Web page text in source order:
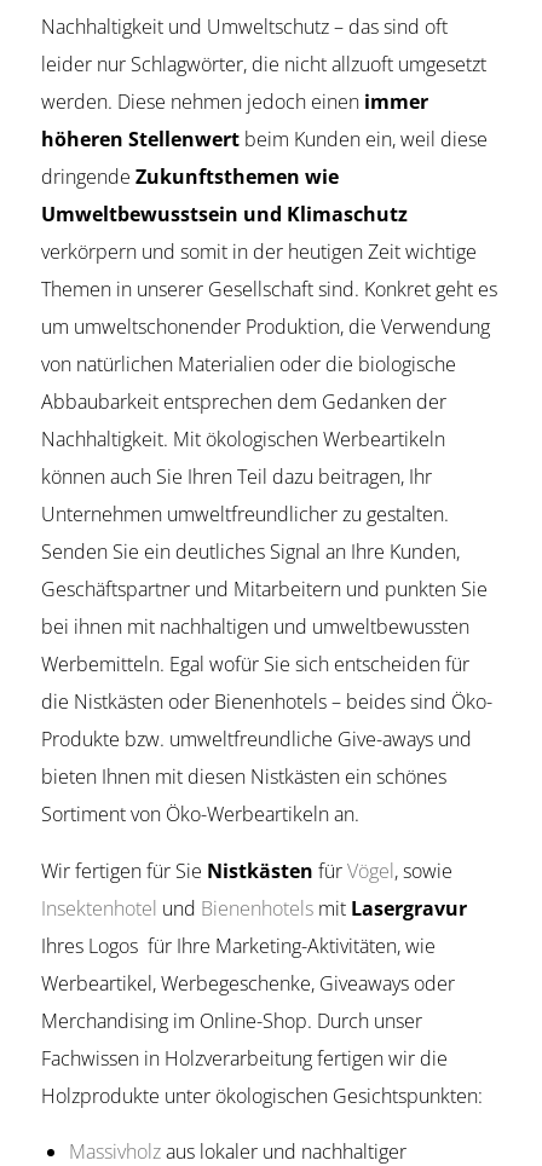
Nachhaltigkeit und Umweltschutz – das sind oft
leider nur Schlagwörter, die nicht allzuoft umgesetzt
werden. Diese nehmen jedoch einenimmer
höheren Stellenwertbeim Kunden ein, weil diese
dringende Zukunftsthemen wie
Umweltbewusstsein und Klimaschutz
verkörpern und somit in der heutigen Zeit wichtige
Themen in unserer Gesellschaft sind. Konkret geht es
um umweltschonender Produktion, die Verwendung
von natürlichen Materialien oder die biologische
Abbaubarkeit entsprechen dem Gedanken der
Nachhaltigkeit. Mit ökologischen Werbeartikeln
können auch Sie Ihren Teil dazu beitragen, Ihr
Unternehmen umweltfreundlicher zu gestalten.
Senden Sie ein deutliches Signal an Ihre Kunden,
Geschäftspartner und Mitarbeitern und punkten Sie
bei ihnen mit nachhaltigen und umweltbewussten
Werbemitteln. Egal wofür Sie sich entscheiden für
die Nistkästen oder Bienenhotels – beides sind Öko-
Produkte bzw. umweltfreundliche Give-aways und
bieten Ihnen mit diesen Nistkästen ein schönes
Sortiment von Öko-Werbeartikeln an.
Wir fertigen für Sie Nistkästen fürVögel, sowie
Insektenhotel und Bienenhotelsmit Lasergravur
Ihres Logos für Ihre Marketing-Aktivitäten, wie
Werbeartikel, Werbegeschenke, Giveaways oder
Merchandising im Online-Shop. Durch unser
Fachwissen in Holzverarbeitung fertigen wir die
Holzprodukte unter ökologischen Gesichtspunkten:
Massivholzaus lokaler und nachhaltiger